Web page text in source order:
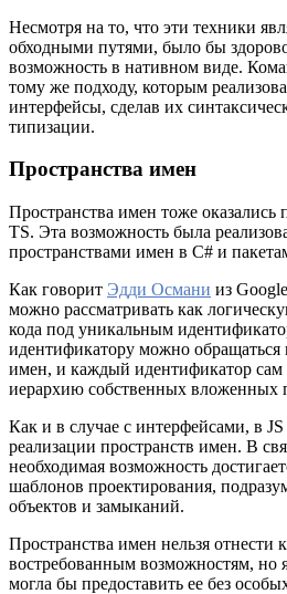
Несмотря на то, что эти техники
обходными путями, было бы
возможность в нативном виде.
тому же подходу, которым
интерфейсы, сделав их
типизации.
Пространства имен
Пространства имен тоже
TS. Эта возможность была
пространствами имен в C# и
Как говорит Эдди Османи из
можно рассматривать как
кода под уникальным
идентификатору можно обращаться
имен, и каждый идентификатор сам
иерархию собственных вложенных
Как и в случае с интерфейсами, в JS
реализации пространств имен. В
необходимая возможность
шаблонов проектирования,
объектов и замыканий.
Пространства имен нельзя отнести
востребованным возможностям, но
могла бы предоставить ее без